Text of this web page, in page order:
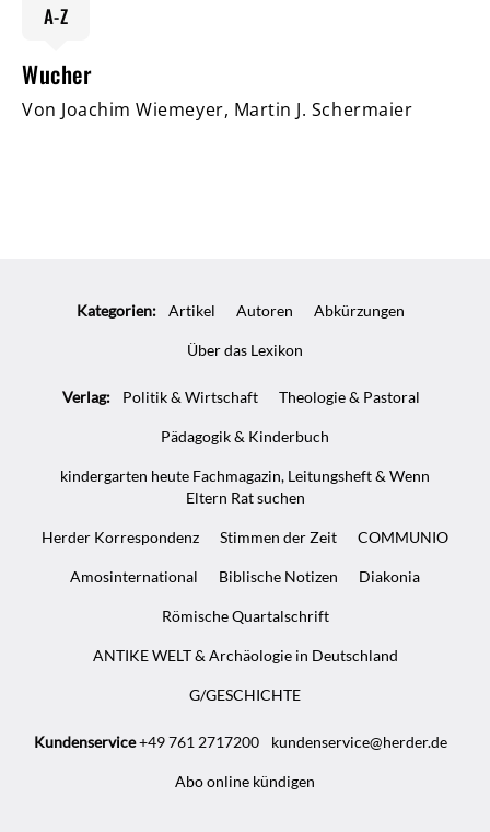
A-Z
Wucher
Von Joachim Wiemeyer, Martin J. Schermaier
Kategorien: Artikel Autoren Abkürzungen
Über das Lexikon
Verlag: Politik & Wirtschaft Theologie & Pastoral
Pädagogik & Kinderbuch
kindergarten heute Fachmagazin, Leitungsheft & Wenn
Eltern Rat suchen
Herder Korrespondenz Stimmen der Zeit COMMUNIO
Amosinternational Biblische Notizen Diakonia
Römische Quartalschrift
ANTIKE WELT & Archäologie in Deutschland
G/GESCHICHTE
Kundenservice+49 761 2717200 kundenservice@herder.de
Abo online kündigen